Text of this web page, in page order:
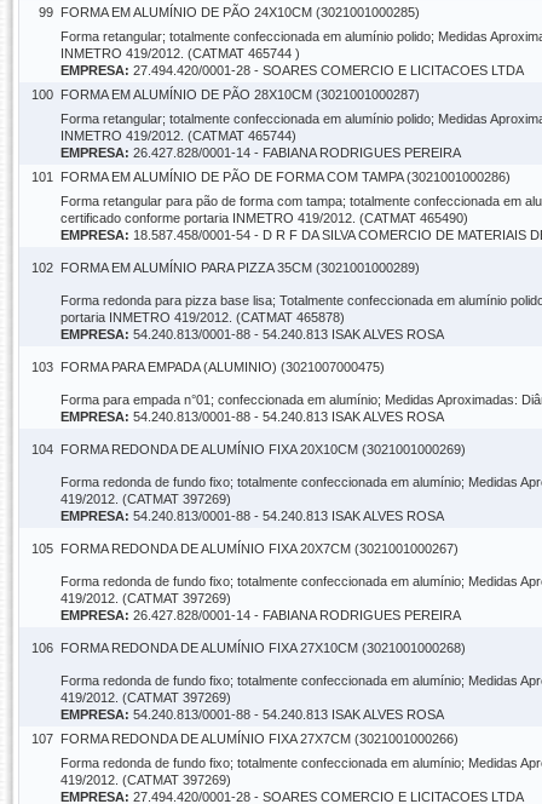
99 FORMA EM ALUMÍNIO DE PÃO 24X10CM (3021001000285)
Forma retangular; totalmente confeccionada em alumínio polido; Medidas
INMETRO 419/2012. (CATMAT 465744 )
EMPRESA: 27.494.420/0001-28 - SOARES COMERCIO E LICITACOES LTDA
100 FORMA EM ALUMÍNIO DE PÃO 28X10CM (3021001000287)
Forma retangular; totalmente confeccionada em alumínio polido; Medidas
INMETRO 419/2012. (CATMAT 465744)
EMPRESA: 26.427.828/0001-14 - FABIANA RODRIGUES PEREIRA
101
FORMA EM ALUMÍNIO DE PÃO DE FORMA COM TAMPA (3021001000286)
Forma retangular para pão de forma com tampa; totalmente confeccionada em
certificado conforme portaria INMETRO 419/2012. (CATMAT 465490)
EMPRESA: 18.587.458/0001-54 - D R F DA SILVA COMERCIO DE MATERIAIS
102 FORMA EM ALUMÍNIO PARA PIZZA 35CM (3021001000289)
Forma redonda para pizza base lisa; Totalmente confeccionada em alumínio
portaria INMETRO 419/2012. (CATMAT 465878)
EMPRESA: 54.240.813/0001-88 - 54.240.813 ISAK ALVES ROSA
103 FORMA PARA EMPADA (ALUMINIO) (3021007000475)
Forma para empada n°01; confeccionada em alumínio; Medidas Aproximadas:
EMPRESA: 54.240.813/0001-88 - 54.240.813 ISAK ALVES ROSA
104 FORMA REDONDA DE ALUMÍNIO FIXA 20X10CM (3021001000269)
Forma redonda de fundo fixo; totalmente confeccionada em alumínio; Medidas
419/2012. (CATMAT 397269)
EMPRESA: 54.240.813/0001-88 - 54.240.813 ISAK ALVES ROSA
105 FORMA REDONDA DE ALUMÍNIO FIXA 20X7CM (3021001000267)
Forma redonda de fundo fixo; totalmente confeccionada em alumínio; Medidas
419/2012. (CATMAT 397269)
EMPRESA: 26.427.828/0001-14 - FABIANA RODRIGUES PEREIRA
106 FORMA REDONDA DE ALUMÍNIO FIXA 27X10CM (3021001000268)
Forma redonda de fundo fixo; totalmente confeccionada em alumínio; Medidas
419/2012. (CATMAT 397269)
EMPRESA: 54.240.813/0001-88 - 54.240.813 ISAK ALVES ROSA
107 FORMA REDONDA DE ALUMÍNIO FIXA 27X7CM (3021001000266)
Forma redonda de fundo fixo; totalmente confeccionada em alumínio; Medidas
419/2012. (CATMAT 397269)
EMPRESA: 27.494.420/0001-28 - SOARES COMERCIO E LICITACOES LTDA